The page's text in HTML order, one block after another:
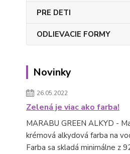
PRE DETI
ODLIEVACIE FORMY
Novinky
26.05.2022
Zelená je viac ako farba!
MARABU GREEN ALKYD -
krémová alkydová farba na
Farba sa skladá minimálne z